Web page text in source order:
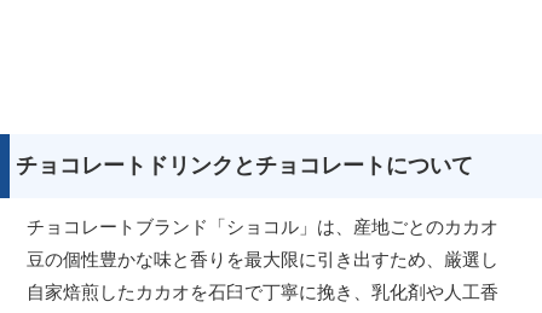
チョコレートドリンクとチョコレートについて
チョコレートブランド「ショコル」は、産地ごとのカカオ
豆の個性豊かな味と香りを最大限に引き出すため、厳選し
自家焙煎したカカオを石臼で丁寧に挽き、乳化剤や人工香